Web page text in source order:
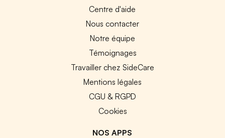
Centre d'aide
Nous contacter
Notre équipe
Témoignages
Travailler chez SideCare
Mentions légales
CGU & RGPD
Cookies
NOS APPS